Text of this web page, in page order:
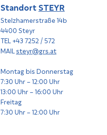
StandortSTEYR
Stelzhamerstraße 14b
4400 Steyr
TEL +43 7252 / 572
MAILsteyr@grs.at
Montag bis Donnerstag
7:30 Uhr – 12:00 Uhr
13:00 Uhr – 16:00 Uhr
Freitag
7:30 Uhr – 12:00 Uhr